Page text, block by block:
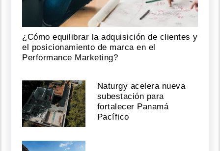
¿Cómo equilibrar la adquisición de clientes y
el posicionamiento de marca en el
Performance Marketing?
Naturgy acelera nueva
subestación para
fortalecer Panamá
Pacífico